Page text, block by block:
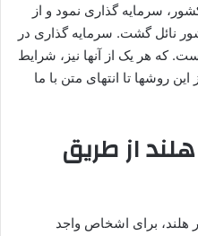
سرمایه گذاری نمود و از
نائل گشت. سرمایه گذاری در
که هر یک از آنها نیز، شرایط
این روشها تا انتهای متن با ما
از طریق
هلند، برای اشخاص واجد